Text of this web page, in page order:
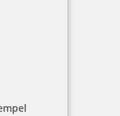
chrom mit Gravur